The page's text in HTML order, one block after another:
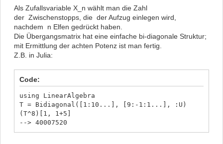
Als Zufallsvariable X_n wählt man die Zahl
der Zwischenstopps, die der Aufzug einlegen wird,
nachdem n Elfen gedrückt haben.
Die Übergangsmatrix hat eine einfache bi-diagonale Struktur;
mit Ermittlung der achten Potenz ist man fertig.
Z.B. in Julia:
Code:
using LinearAlgebra
T = Bidiagonal([1:10...], [9:-1:1...], :U)
(T^8)[1, 1+5]
--> 40007520